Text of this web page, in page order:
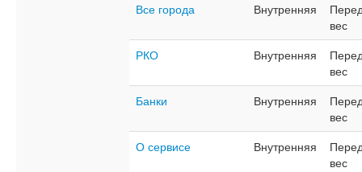
Все города
Внутренняя
вес
РКО
Внутренняя
вес
Банки
Внутренняя
вес
О сервисе
Внутренняя
вес